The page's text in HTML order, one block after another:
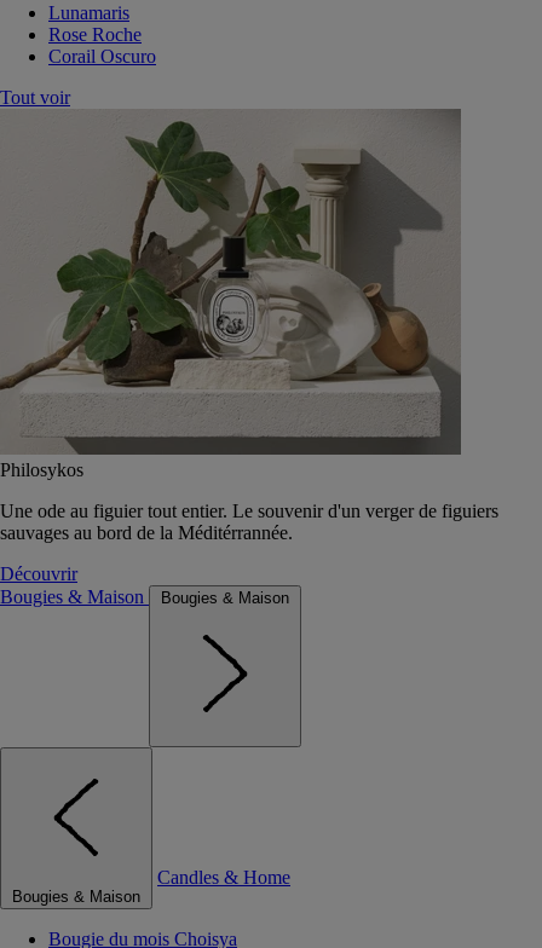
Lunamaris
Rose Roche
Corail Oscuro
Tout voir
Philosykos
Une ode au figuier tout entier. Le souvenir d'un verger de figuiers
sauvages au bord de la Méditérrannée.
Découvrir
Bougies & Maison
Bougies & Maison
Bougies & Maison
Candles & Home
Bougie du mois Choisya